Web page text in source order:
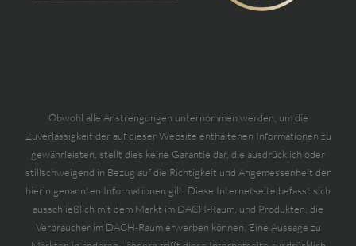
Obwohl alle Anstrengungen unternommen werden, um die
Zuverlässigkeit der auf dieser Website enthaltenen Informationen zu
gewährleisten, stellt dies keine Garantie dar, die ausdrücklich oder
stillschweigend in Bezug auf die Richtigkeit und Angemessenheit der
hierin genannten Informationen gilt. Diese Internetseite befasst sich
ausschließlich mit dem Markt im DACH-Raum, und Produkten, die
Verbraucher im DACH-Raum erwerben können. Eine Aussage zu